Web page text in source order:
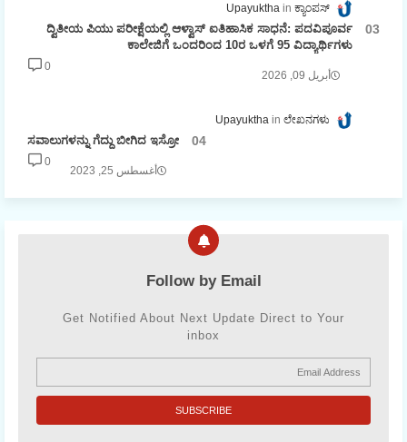
Upayuktha ಕ್ಯಾಂಪಸ್
ದ್ವಿತೀಯ ಪಿಯು ಪರೀಕ್ಷೆಯಲ್ಲಿ ಆಳ್ವಾಸ್ ಐತಿಹಾಸಿಕ ಸಾಧನೆ: ಪದವಿಪೂರ್ವ
ಕಾಲೇಜಿಗೆ ಒಂದರಿಂದ 10ರ ಒಳಗೆ 95 ವಿದ್ಯಾರ್ಥಿಗಳು
أبريل 09, 2026
0
Upayuktha ಲೇಖನಗಳು
ಸವಾಲುಗಳನ್ನು ಗೆದ್ದು ಬೀಗಿದ ಇಸ್ರೋ
أغسطس 25, 2023
0
Follow by Email
Get Notified About Next Update Direct to Your
inbox